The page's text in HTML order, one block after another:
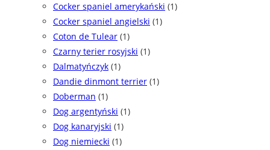
Cocker spaniel amerykański (1)
Cocker spaniel angielski (1)
Coton de Tulear (1)
Czarny terier rosyjski (1)
Dalmatyńczyk (1)
Dandie dinmont terrier (1)
Doberman (1)
Dog argentyński (1)
Dog kanaryjski (1)
Dog niemiecki (1)